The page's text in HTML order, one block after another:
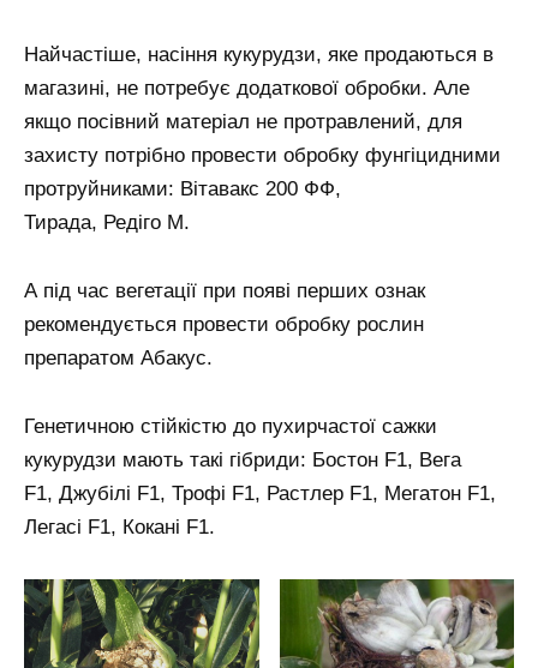
Найчастіше, насіння кукурудзи, яке продаються в
магазині, не потребує додаткової обробки. Але
якщо посівний матеріал не протравлений, для
захисту потрібно провести обробку фунгіцидними
протруйниками: Вітавакс 200 ФФ,
Тирада, Редіго М.
А під час вегетації при появі перших ознак
рекомендується провести обробку рослин
препаратом Абакус.
Генетичною стійкістю до пухирчастої сажки
кукурудзи мають такі гібриди: Бостон F1, Вега
F1, Джубілі F1, Трофі F1, Растлер F1, Мегатон F1,
Легасі F1, Кокані F1.